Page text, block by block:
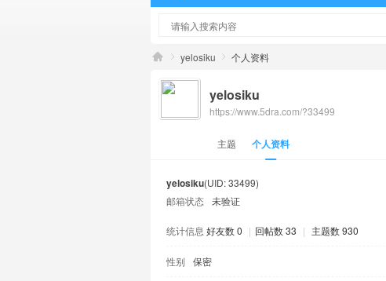
yelosiku 个人资料
yelosiku
https://www.5dra.com/?33499
主题 个人资料
yelosiku(UID: 33499)
邮箱状态 未验证
统计信息 好友数 0 | 回帖数 33 | 主题数 930
性别 保密